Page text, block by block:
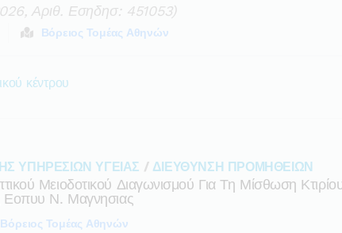
Αριθ. Εσηδησ: 451053)
Βόρειος Τομέας Αθηνών
κέντρου
ΥΠΗΡΕΣΙΩΝ ΥΓΕΙΑΣ / ΔΙΕΥΘΥΝΣΗ ΠΡΟΜΗΘΕΙΩΝ
Μειοδοτικού Διαγωνισμού Για Τη Μίσθωση
Εοπυυ Ν. Μαγνησιας
Βόρειος Τομέας Αθηνών